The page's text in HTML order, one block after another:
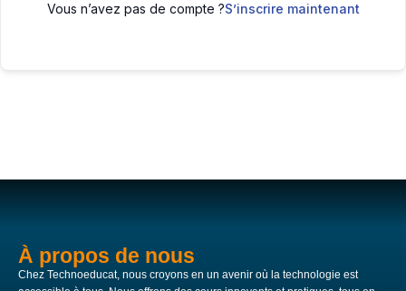
Vous n’avez pas de compte ?S’inscrire maintenant
À propos de nous
Chez Technoeducat, nous croyons en un avenir où la technologie est